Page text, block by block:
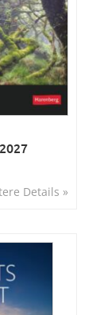
Details »